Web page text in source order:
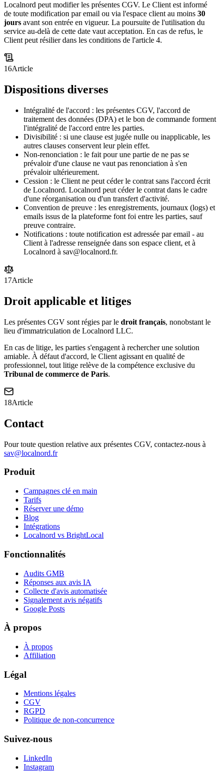
Localnord peut modifier les présentes CGV. Le Client est informé
de toute modification par email ou via l'espace client au moins 30
jours avant son entrée en vigueur. La poursuite de l'utilisation du
service au-delà de cette date vaut acceptation. En cas de refus, le
Client peut résilier dans les conditions de l'article 4.
16Article
Dispositions diverses
Intégralité de l'accord : les présentes CGV, l'accord de
traitement des données (DPA) et le bon de commande forment
l'intégralité de l'accord entre les parties.
Divisibilité : si une clause est jugée nulle ou inapplicable, les
autres clauses conservent leur plein effet.
Non-renonciation : le fait pour une partie de ne pas se
prévaloir d'une clause ne vaut pas renonciation à s'en
prévaloir ultérieurement.
Cession : le Client ne peut céder le contrat sans l'accord écrit
de Localnord. Localnord peut céder le contrat dans le cadre
d'une réorganisation ou d'un transfert d'activité.
Convention de preuve : les enregistrements, journaux (logs) et
emails issus de la plateforme font foi entre les parties, sauf
preuve contraire.
Notifications : toute notification est adressée par email - au
Client à l'adresse renseignée dans son espace client, et à
Localnord à sav@localnord.fr.
17Article
Droit applicable et litiges
Les présentes CGV sont régies par le droit français, nonobstant le
lieu d'immatriculation de Localnord LLC.
En cas de litige, les parties s'engagent à rechercher une solution
amiable. À défaut d'accord, le Client agissant en qualité de
professionnel, tout litige relève de la compétence exclusive du
Tribunal de commerce de Paris.
18Article
Contact
Pour toute question relative aux présentes CGV, contactez-nous à
sav@localnord.fr
Produit
Campagnes clé en main
Tarifs
Réserver une démo
Blog
Intégrations
Localnord vs BrightLocal
Fonctionnalités
Audits GMB
Réponses aux avis IA
Collecte d'avis automatisée
Signalement avis négatifs
Google Posts
À propos
À propos
Affiliation
Légal
Mentions légales
CGV
RGPD
Politique de non-concurrence
Suivez-nous
LinkedIn
Instagram